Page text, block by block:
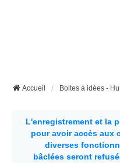
Accueil Boites à idées -
L'enregistrement et la
pour avoir accès aux
diverses
bâclées seront